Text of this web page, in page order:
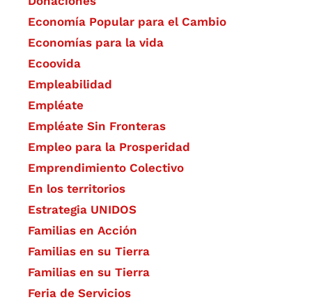
Economía Popular para el Cambio
Economías para la vida
Ecoovida
Empleabilidad
Empléate
Empléate Sin Fronteras
Empleo para la Prosperidad
Emprendimiento Colectivo
En los territorios
Estrategia UNIDOS
Familias en Acción
Familias en su Tierra
Familias en su Tierra
Feria de Servicios